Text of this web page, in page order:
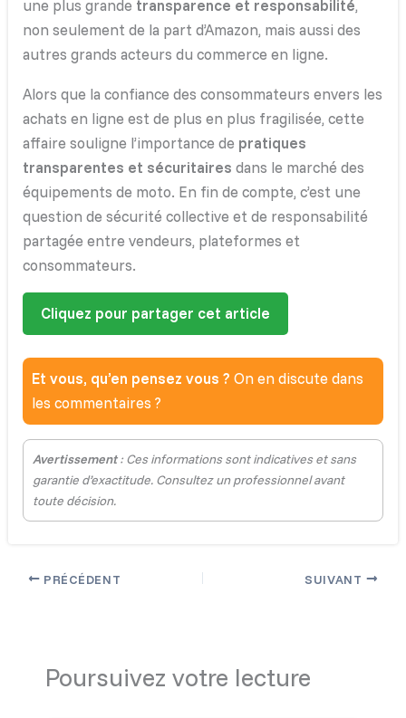
une plus grande transparence et responsabilité,
non seulement de la part d’Amazon, mais aussi des
autres grands acteurs du commerce en ligne.
Alors que la confiance des consommateurs envers les
achats en ligne est de plus en plus fragilisée, cette
affaire souligne l’importance de pratiques
transparentes et sécuritaires dans le marché des
équipements de moto. En fin de compte, c’est une
question de sécurité collective et de responsabilité
partagée entre vendeurs, plateformes et
consommateurs.
Cliquez pour partager cet article
Et vous, qu’en pensez vous ? On en discute dans
les commentaires ?
Avertissement: Ces informations sont indicatives et sans
garantie d’exactitude. Consultez un professionnel avant
toute décision.
PRÉCÉDENT SUIVANT
Poursuivez votre lecture